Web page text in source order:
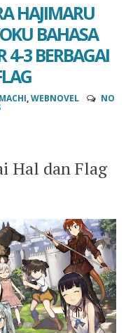
HAJIMARU
BAHASA
4-3 BERBAGAI
,WEBNOVEL NO
Hal dan Flag